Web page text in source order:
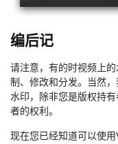
编后记
请注意，有的时视频上
制、修改和分发。当然
水印，除非您是版权持
者的权利。
现在您已经知道可以使